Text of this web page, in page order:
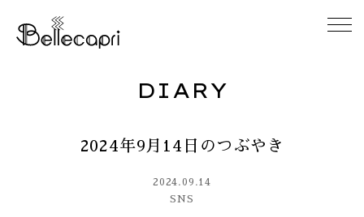
ABOUT
ACCESS
DIARY
2024年9月14日のつぶやき
2024.09.14
SNS